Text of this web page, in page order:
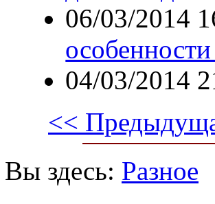
06/03/2014
04/03/2014
<<
Вы здесь: Разное